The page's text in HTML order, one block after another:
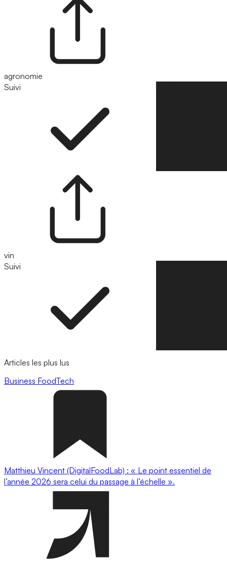
agronomie
Suivi
vin
Suivi
Articles les plus lus
Business FoodTech
Matthieu Vincent (DigitalFoodLab) : « Le point essentiel de
l’année 2026 sera celui du passage à l’échelle ».